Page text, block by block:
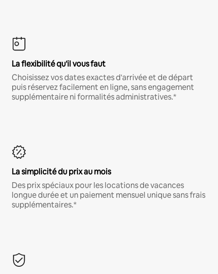
La flexibilité qu'il vous faut
Choisissez vos dates exactes d'arrivée et de départ
puis réservez facilement en ligne, sans engagement
supplémentaire ni formalités administratives.*
La simplicité du prix au mois
Des prix spéciaux pour les locations de vacances
longue durée et un paiement mensuel unique sans frais
supplémentaires.*